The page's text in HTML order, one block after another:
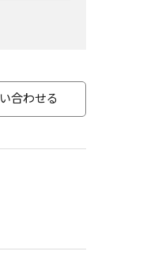
合わせる